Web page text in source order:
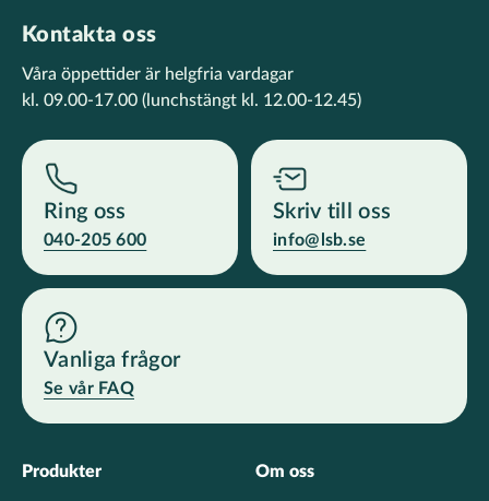
Kontakta oss
Våra öppettider är helgfria vardagar
kl. 09.00-17.00 (lunchstängt kl. 12.00-12.45)
Ring oss
040-205 600
Skriv till oss
info@lsb.se
Vanliga frågor
Se vår FAQ
Footer
Produkter Om oss